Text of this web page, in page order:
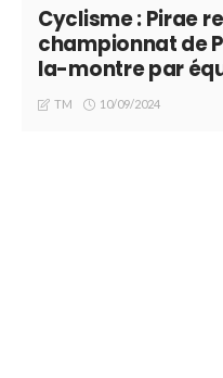
Cyclisme : Pirae
championnat de
la-montre par
TM 10/09/2024